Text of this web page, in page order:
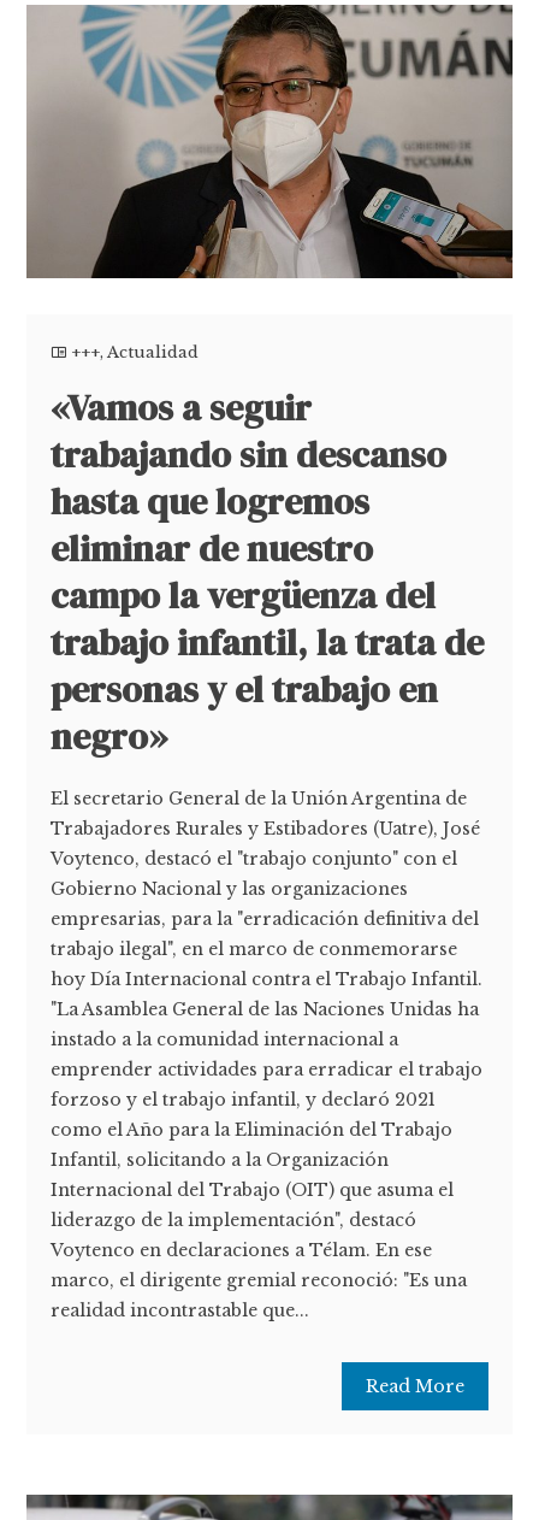
+++,Actualidad
«Vamos a seguir
trabajando sin descanso
hasta que logremos
eliminar de nuestro
campo la vergüenza del
trabajo infantil, la trata de
personas y el trabajo en
negro»
El secretario General de la Unión Argentina de
Trabajadores Rurales y Estibadores (Uatre), José
Voytenco, destacó el "trabajo conjunto" con el
Gobierno Nacional y las organizaciones
empresarias, para la "erradicación definitiva del
trabajo ilegal", en el marco de conmemorarse
hoy Día Internacional contra el Trabajo Infantil.
"La Asamblea General de las Naciones Unidas ha
instado a la comunidad internacional a
emprender actividades para erradicar el trabajo
forzoso y el trabajo infantil, y declaró 2021
como el Año para la Eliminación del Trabajo
Infantil, solicitando a la Organización
Internacional del Trabajo (OIT) que asuma el
liderazgo de la implementación", destacó
Voytenco en declaraciones a Télam. En ese
marco, el dirigente gremial reconoció: "Es una
realidad incontrastable que...
Read More